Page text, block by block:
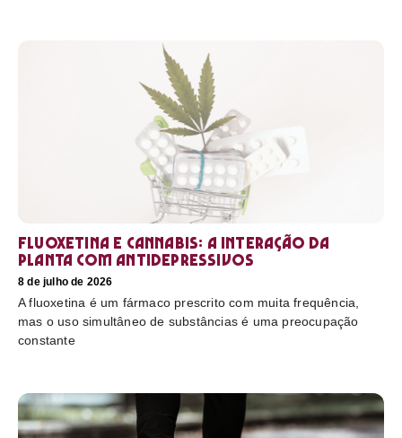
Fluoxetina e Cannabis: a interação da
planta com antidepressivos
8 de julho de 2026
A fluoxetina é um fármaco prescrito com muita frequência,
mas o uso simultâneo de substâncias é uma preocupação
constante